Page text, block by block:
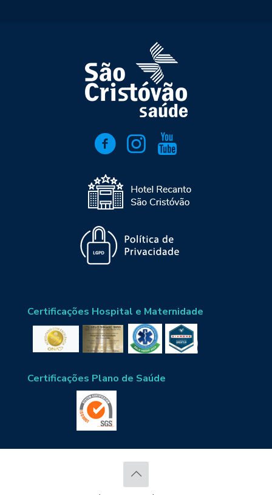
Certificações Hospital e Maternidade
Certificações Plano de Saúde